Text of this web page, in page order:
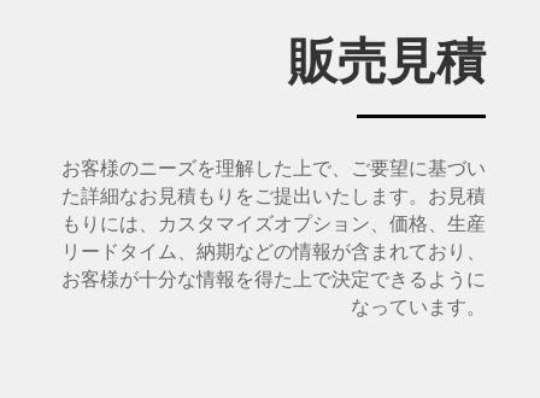
販売見積
お客様のニーズを理解した上で、ご要望に基づい
た詳細なお見積もりをご提出いたします。お見積
もりには、カスタマイズオプション、価格、生産
リードタイム、納期などの情報が含まれており、
お客様が十分な情報を得た上で決定できるように
なっています。